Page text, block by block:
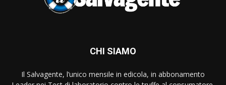
CHI SIAMO
Il Salvagente, l’unico mensile in edicola, in abbonamento